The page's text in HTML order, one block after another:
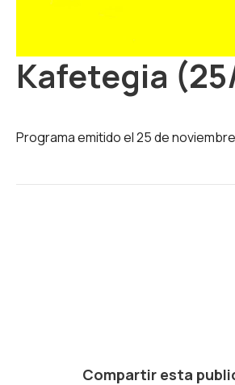
Kafetegia
Programa emitido el 25 de
Compartir esta